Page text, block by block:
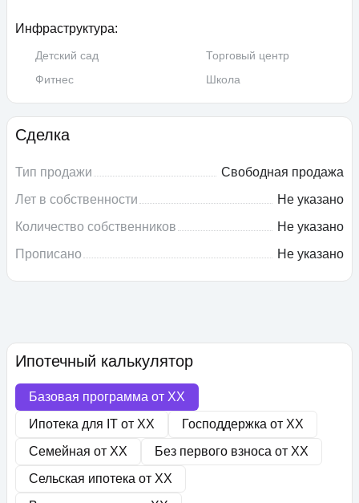
Инфраструктура:
Детский сад
Торговый центр
Фитнес
Школа
Сделка
Тип продажи
Свободная продажа
Лет в собственности
Не указано
Количество собственников
Не указано
Прописано
Не указано
Ипотечный калькулятор
Базовая программа от XX
Ипотека для IT от XX Господдержка от XX
Семейная от XX Без первого взноса от XX
Сельская ипотека от XX